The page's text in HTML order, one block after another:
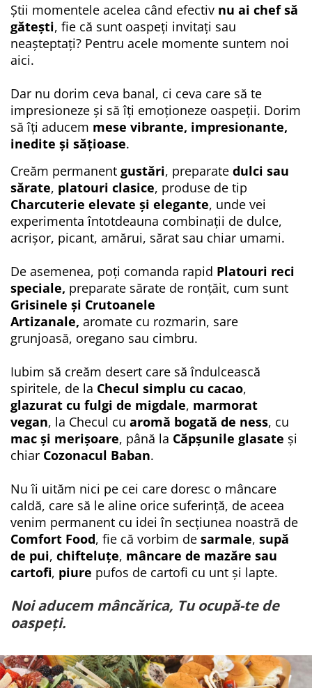
Știi momentele acelea când efectiv nu ai chef să
gătești, fie că sunt oaspeți invitați sau
neașteptați? Pentru acele momente suntem noi
aici.
Dar nu dorim ceva banal, ci ceva care să te
impresioneze și să îți emoționeze oaspeții. Dorim
să îți aducem mese vibrante, impresionante,
inedite și sățioase.
Creăm permanent gustări, preparate dulci sau
sărate, platouri clasice, produse de tip
Charcuterie elevate și elegante, unde vei
experimenta întotdeauna combinații de dulce,
acrișor, picant, amărui, sărat sau chiar umami.
De asemenea, poți comanda rapid Platouri reci
speciale, preparate sărate de ronțăit, cum sunt
Grisinele și Crutoanele
Artizanale, aromate cu rozmarin, sare
grunjoasă, oregano sau cimbru.
Iubim să creăm desert care să îndulcească
spiritele, de la Checul simplu cu cacao,
glazurat cu fulgi de migdale, marmorat
vegan, la Checul cu aromă bogată de ness, cu
mac și merișoare, până la Căpșunile glasate și
chiar Cozonacul Baban.
Nu îi uităm nici pe cei care doresc o mâncare
caldă, care să le aline orice suferință, de aceea
venim permanent cu idei în secțiunea noastră de
Comfort Food, fie că vorbim de sarmale, supă
de pui, chifteluțe, mâncare de mazăre sau
cartofi, piure pufos de cartofi cu unt și lapte.
Noi aducem mâncărica, Tu ocupă-te de
oaspeți.